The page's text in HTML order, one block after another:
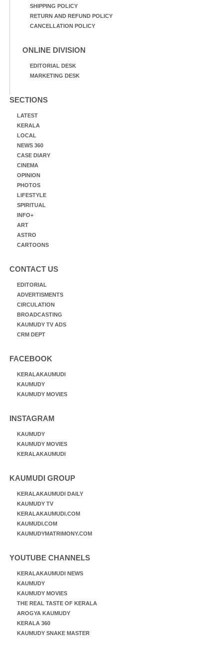
SHIPPING POLICY
RETURN AND REFUND POLICY
CANCELLATION POLICY
ONLINE DIVISION
EDITORIAL DESK
MARKETING DESK
SECTIONS
LATEST
KERALA
LOCAL
NEWS 360
CASE DIARY
CINEMA
OPINION
PHOTOS
LIFESTYLE
SPIRITUAL
INFO+
ART
ASTRO
CARTOONS
CONTACT US
EDITORIAL
ADVERTISMENTS
CIRCULATION
BROADCASTING
KAUMUDY TV ADS
CRM DEPT
FACEBOOK
KERALAKAUMUDI
KAUMUDY
KAUMUDY MOVIES
INSTAGRAM
KAUMUDY
KAUMUDY MOVIES
KERALAKAUMUDI
KAUMUDI GROUP
KERALAKAUMUDI DAILY
KAUMUDY TV
KERALAKAUMUDI.COM
KAUMUDI.COM
KAUMUDYMATRIMONY.COM
YOUTUBE CHANNELS
KERALAKAUMUDI NEWS
KAUMUDY
KAUMUDY MOVIES
THE REAL TASTE OF KERALA
AROGYA KAUMUDY
KERALA 360
KAUMUDY SNAKE MASTER